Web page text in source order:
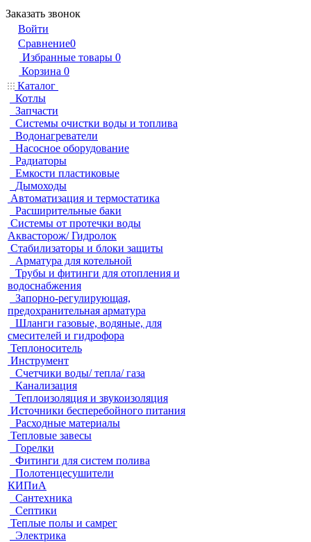
Заказать звонок
Войти
Сравнение0
Избранные товары 0
Корзина 0
Каталог
Котлы
Запчасти
Системы очистки воды и топлива
Водонагреватели
Насосное оборудование
Радиаторы
Емкости пластиковые
Дымоходы
Автоматизация и термостатика
Расширительные баки
Системы от протечки воды
Аквасторож/ Гидролок
Стабилизаторы и блоки защиты
Арматура для котельной
Трубы и фитинги для отопления и
водоснабжения
Запорно-регулирующая,
предохранительная арматура
Шланги газовые, водяные, для
смесителей и гидрофора
Теплоноситель
Инструмент
Счетчики воды/ тепла/ газа
Канализация
Теплоизоляция и звукоизоляция
Источники бесперебойного питания
Расходные материалы
Тепловые завесы
Горелки
Фитинги для систем полива
Полотенцесушители
КИПиА
Сантехника
Септики
Теплые полы и самрег
Электрика